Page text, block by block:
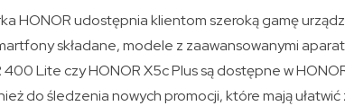
HONOR udostępnia klientom szeroką gamę
składane, modele z zaawansowanymi
Lite czy HONOR X5c Plus są dostępne w
do śledzenia nowych promocji, które mają